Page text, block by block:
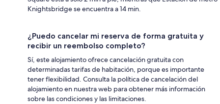
Knightsbridge se encuentra a 14 min.
¿Puedo cancelar mi reserva de forma gratuita y
recibir un reembolso completo?
Sí, este alojamiento ofrece cancelación gratuita con
determinadas tarifas de habitación, porque es importante
tener flexibilidad. Consulta la política de cancelación del
alojamiento en nuestra web para obtener más información
sobre las condiciones y las limitaciones.